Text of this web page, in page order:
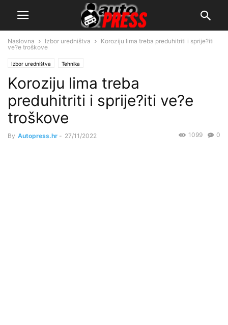
Naslovna Izbor uredništva
Koroziju lima treba preduhitriti i sprije?iti
ve?e troškove
Izbor uredništva Tehnika
Koroziju lima treba
preduhitriti i sprije?iti ve?e
troškove
By Autopress.hr - 27/11/2022 0
1099